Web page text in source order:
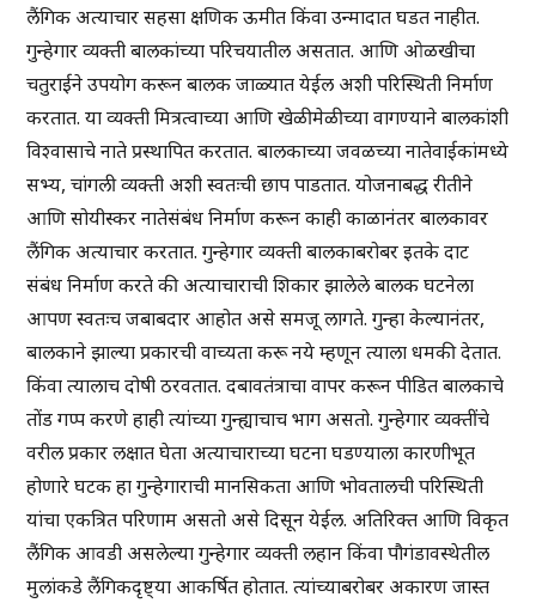
लैंगिक अत्याचार सहसा क्षणिक ऊमीत किंवा उन्मादात घडत नाहीत.
गुन्हेगार व्यक्ती बालकांच्या परिचयातील असतात. आणि ओळखीचा
चतुराईने उपयोग करून बालक जाळ्यात येईल अशी परिस्थिती निर्माण
करतात. या व्यक्ती मित्रत्वाच्या आणि खेळीमेळीच्या वागण्याने बालकांशी
विश्वासाचे नाते प्रस्थापित करतात. बालकाच्या जवळच्या नातेवाईकांमध्ये
सभ्य, चांगली व्यक्ती अशी स्वतःची छाप पाडतात. योजनाबद्ध रीतीने
आणि सोयीस्कर नातेसंबंध निर्माण करून काही काळानंतर बालकावर
लैंगिक अत्याचार करतात. गुन्हेगार व्यक्ती बालकाबरोबर इतके दाट
संबंध निर्माण करते की अत्याचाराची शिकार झालेले बालक घटनेला
आपण स्वतःच जबाबदार आहोत असे समजू लागते. गुन्हा केल्यानंतर,
बालकाने झाल्या प्रकारची वाच्यता करू नये म्हणून त्याला धमकी देतात.
किंवा त्यालाच दोषी ठरवतात. दबावतंत्राचा वापर करून पीडित बालकाचे
तोंड गप्प करणे हाही त्यांच्या गुन्ह्याचाच भाग असतो. गुन्हेगार व्यक्तींचे
वरील प्रकार लक्षात घेता अत्याचाराच्या घटना घडण्याला कारणीभूत
होणारे घटक हा गुन्हेगाराची मानसिकता आणि भोवतालची परिस्थिती
यांचा एकत्रित परिणाम असतो असे दिसून येईल. अतिरिक्त आणि विकृत
लैंगिक आवडी असलेल्या गुन्हेगार व्यक्ती लहान किंवा पौगंडावस्थेतील
मुलांकडे लैंगिकदृष्ट्या आकर्षित होतात. त्यांच्याबरोबर अकारण जास्त